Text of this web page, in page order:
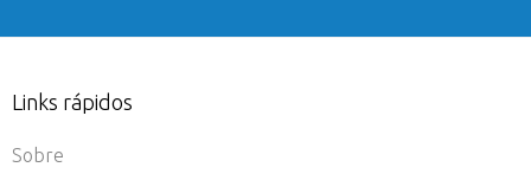
Links rápidos
Sobre